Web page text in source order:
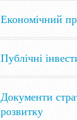
Економічний
Публічні
Документи
розвитку